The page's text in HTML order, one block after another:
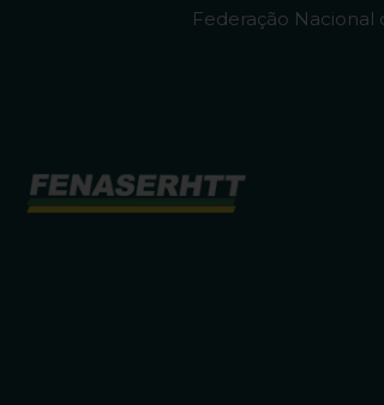
Federação Nacional